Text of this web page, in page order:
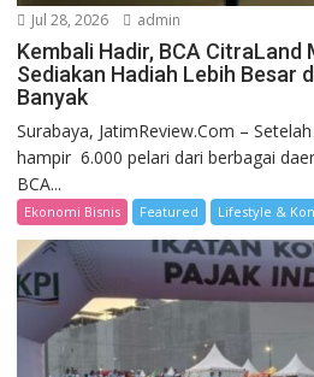
Jul 28, 2026 admin
Kembali Hadir, BCA CitraLand
Sediakan Hadiah Lebih Besar
Banyak
Surabaya, JatimReview.Com –
hampir 6.000 pelari dari berbagai
BCA...
Ekonomi Bisnis Featured Lifestyle &